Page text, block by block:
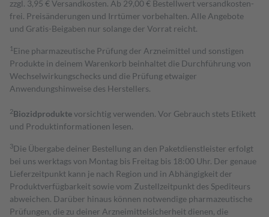
zzgl. 3,95 € Versandkosten. Ab 29,00 € Bestell­wert versand­kosten­
frei. Preisänderungen und Irrtümer vorbehalten. Alle Angebote
und Gratis-Beigaben nur solange der Vorrat reicht.
1 Eine pharmazeutische Prüfung der Arzneimittel und sonstigen
Produkte in deinem Warenkorb beinhaltet die Durchführung von
Wechselwirkungschecks und die Prüfung etwaiger
Anwendungshinweise des Herstellers.
2Biozidproduktevorsichtig verwenden. Vor Gebrauch stets Etikett
und Produktinformationen lesen.
3Die Übergabe deiner Bestellung an den Paketdienstleister erfolgt
bei uns werktags von Montag bis Freitag bis 18:00 Uhr. Der genaue
Lieferzeitpunkt kann je nach Region und in Abhängigkeit der
Produktverfügbarkeit sowie vom Zustellzeitpunkt des Spediteurs
abweichen. Darüber hinaus können notwendige pharmazeutische
Prüfungen, die zu deiner Arzneimittelsicherheit dienen, die